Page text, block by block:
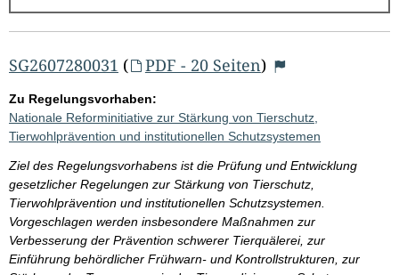
g
e
b
i
s
s
e
p
r
o
SG2607280031 ( PDF - 20 Seiten)
Zu Regelungsvorhaben:
Nationale Reforminitiative zur Stärkung von Tierschutz,
Tierwohlprävention und institutionellen Schutzsystemen
Ziel des Regelungsvorhabens ist die Prüfung und Entwicklung
gesetzlicher Regelungen zur Stärkung von Tierschutz,
Tierwohlprävention und institutionellen Schutzsystemen.
Vorgeschlagen werden insbesondere Maßnahmen zur
Verbesserung der Prävention schwerer Tierquälerei, zur
Einführung behördlicher Frühwarn- und Kontrollstrukturen, zur